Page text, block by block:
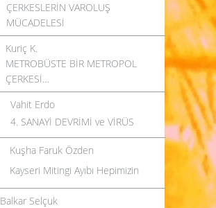
ÇERKESLERİN VAROLUŞ
MÜCADELESİ
Kuriç K.
METROBÜSTE BİR METROPOL
ÇERKESİ…
Vahit Erdo
4. SANAYİ DEVRİMİ ve VİRÜS
Kuşha Faruk Özden
Kayseri Mitingi Ayıbı Hepimizin
Balkar Selçuk